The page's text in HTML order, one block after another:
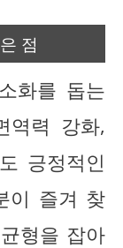
점
화를 돕는
역력 강화,
긍정적인
이 즐겨 찾
형을 잡아